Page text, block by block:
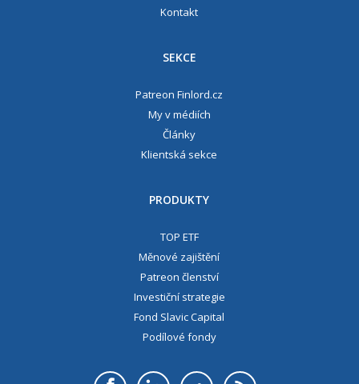
Kontakt
SEKCE
Patreon Finlord.cz
My v médiích
Články
Klientská sekce
PRODUKTY
TOP ETF
Měnové zajištění
Patreon členství
Investiční strategie
Fond Slavic Capital
Podílové fondy